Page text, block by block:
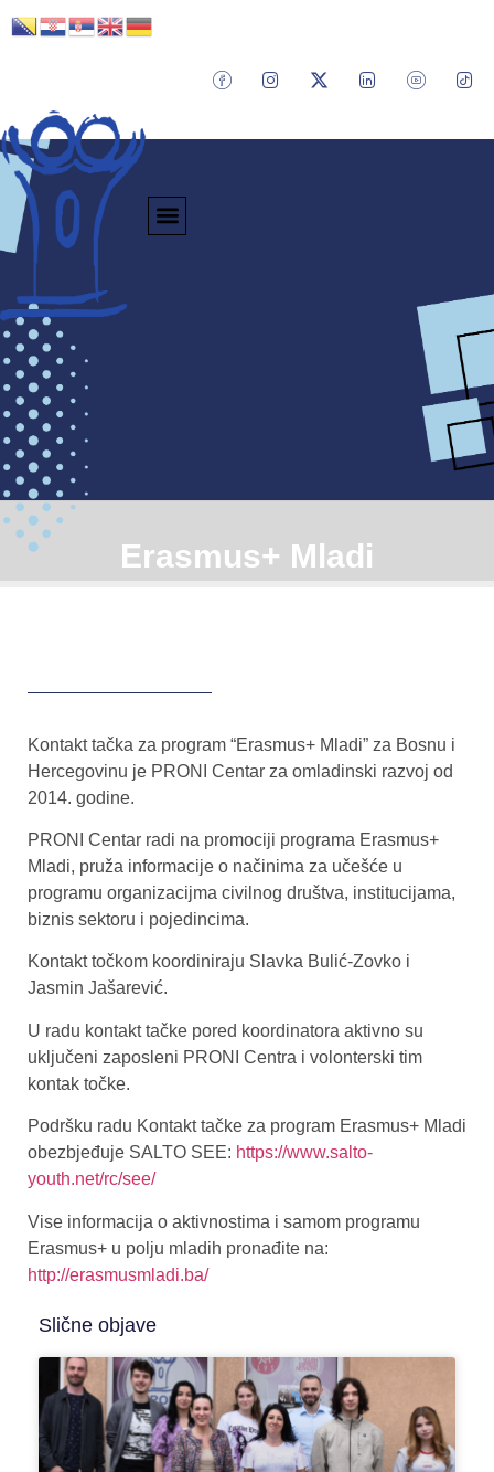
Erasmus+ Mladi
Kontakt tačka za program “Erasmus+ Mladi” za Bosnu i
Hercegovinu je PRONI Centar za omladinski razvoj od
2014. godine.
PRONI Centar radi na promociji programa Erasmus+
Mladi, pruža informacije o načinima za učešće u
programu organizacijma civilnog društva, institucijama,
biznis sektoru i pojedincima.
Kontakt točkom koordiniraju Slavka Bulić-Zovko i
Jasmin Jašarević.
U radu kontakt tačke pored koordinatora aktivno su
uključeni zaposleni PRONI Centra i volonterski tim
kontak točke.
Podršku radu Kontakt tačke za program Erasmus+ Mladi
obezbjeđuje SALTO SEE: https://www.salto-
youth.net/rc/see/
Vise informacija o aktivnostima i samom programu
Erasmus+ u polju mladih pronađite na:
http://erasmusmladi.ba/
Slične objave